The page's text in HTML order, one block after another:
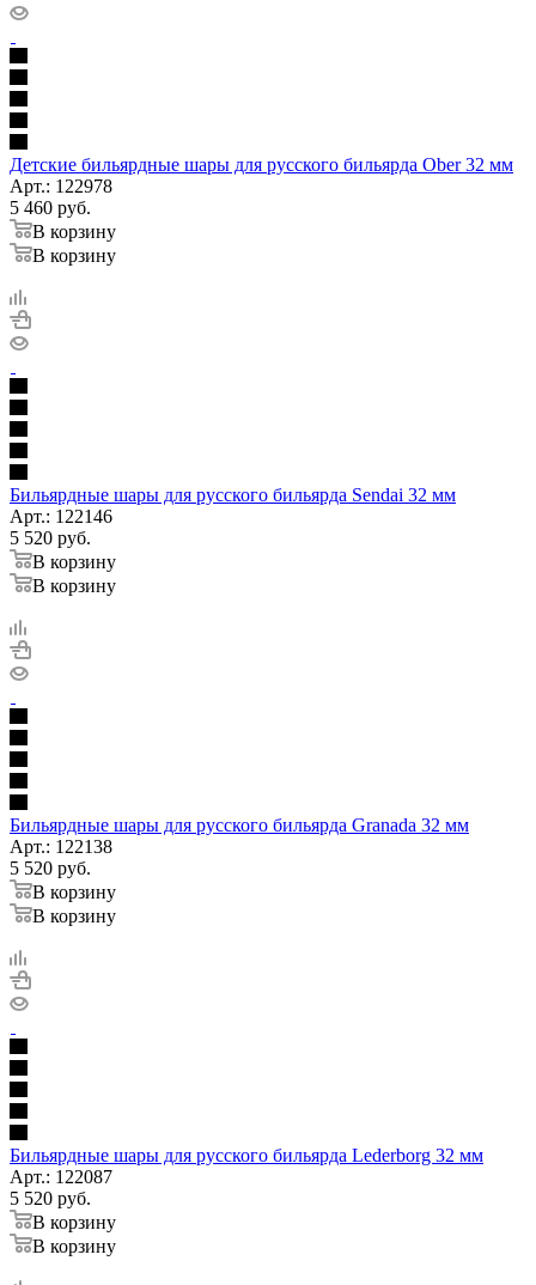
Детские бильярдные шары для русского бильярда Ober 32 мм
Арт.: 122978
5 460 руб.
В корзину
В корзину
Бильярдные шары для русского бильярда Sendai 32 мм
Арт.: 122146
5 520 руб.
В корзину
В корзину
Бильярдные шары для русского бильярда Granada 32 мм
Арт.: 122138
5 520 руб.
В корзину
В корзину
Бильярдные шары для русского бильярда Lederborg 32 мм
Арт.: 122087
5 520 руб.
В корзину
В корзину